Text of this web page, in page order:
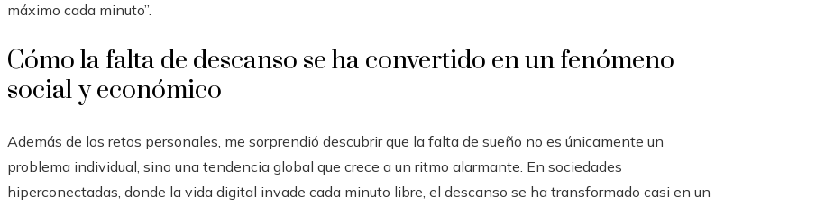
máximo cada minuto”.
Cómo la falta de descanso se ha convertido en un fenómeno
social y económico
Además de los retos personales, me sorprendió descubrir que la falta de sueño no es únicamente un
problema individual, sino una tendencia global que crece a un ritmo alarmante. En sociedades
hiperconectadas, donde la vida digital invade cada minuto libre, el descanso se ha transformado casi en un